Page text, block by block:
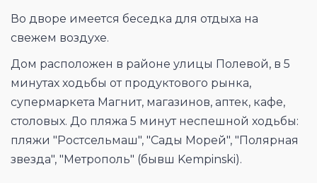
Во дворе имеется беседка для отдыха на
свежем воздухе.
Дом расположен в районе улицы Полевой, в 5
минутах ходьбы от продуктового рынка,
супермаркета Магнит, магазинов, аптек, кафе,
столовых. До пляжа 5 минут неспешной ходьбы:
пляжи "Ростсельмаш", "Сады Морей", "Полярная
звезда", "Метрополь" (бывш Kempinski).